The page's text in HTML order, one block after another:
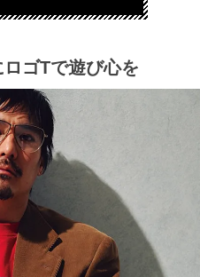
ゴTで遊び心を